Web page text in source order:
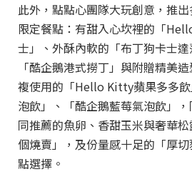
此外，點點心團隊大玩創意，推
限定餐點：有甜入心坎裡的「
士」、外酥內軟的「布丁狗卡士
「酷企鵝港式撈丁」與附贈精美
複使用的「Hello Kitty蘋果多多
泡飲」、「酷企鵝藍莓氣泡飲」
同推薦的魚卵、香甜玉米與奢華
個燒賣」，及份量感十足的「厚
點選擇。